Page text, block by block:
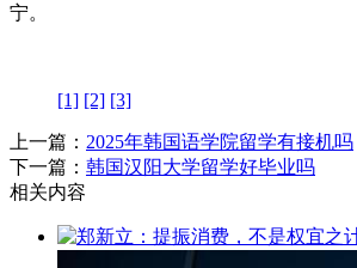
宁。
[1] [2] [3]
上一篇： 2025年韩国语学院留学有接机吗
下一篇： 韩国汉阳大学留学好毕业吗
相关内容